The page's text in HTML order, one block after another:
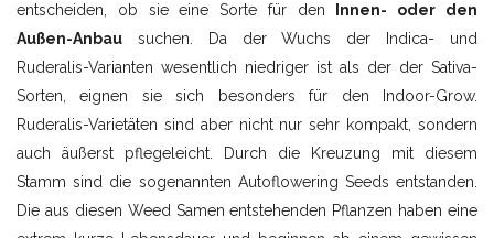
entscheiden, ob sie eine Sorte für den
Innen- oder den
Außen-Anbau suchen. Da der Wuchs der Indica- und
Ruderalis-Varianten wesentlich niedriger ist als der der Sativa-
Sorten, eignen sie sich besonders für den Indoor-Grow.
Ruderalis-Varietäten sind aber nicht nur sehr kompakt, sondern
auch äußerst pflegeleicht. Durch die Kreuzung mit diesem
Stamm sind die sogenannten Autoflowering Seeds entstanden.
Die aus diesen Weed Samen entstehenden Pflanzen haben eine